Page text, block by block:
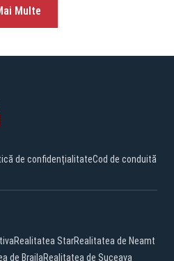
Multe
de confidențialitateCod de conduită
Realitatea StarRealitatea de Neamt
de BrailaRealitatea de Suceava